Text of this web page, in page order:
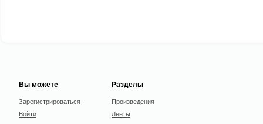
Вы можете
Зарегистрироваться
Войти
Разделы
Произведения
Ленты